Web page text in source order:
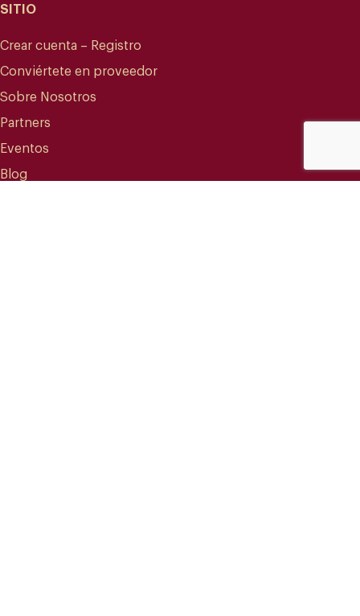
SITIO
Crear cuenta – Registro
Conviértete en proveedor
Sobre Nosotros
Partners
Eventos
Blog